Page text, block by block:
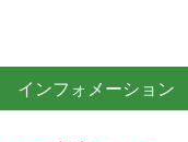
インフォメーション